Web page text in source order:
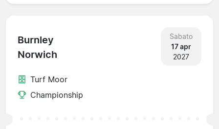
Burnley
Norwich
Sabato
17 apr
2027
Turf Moor
Championship